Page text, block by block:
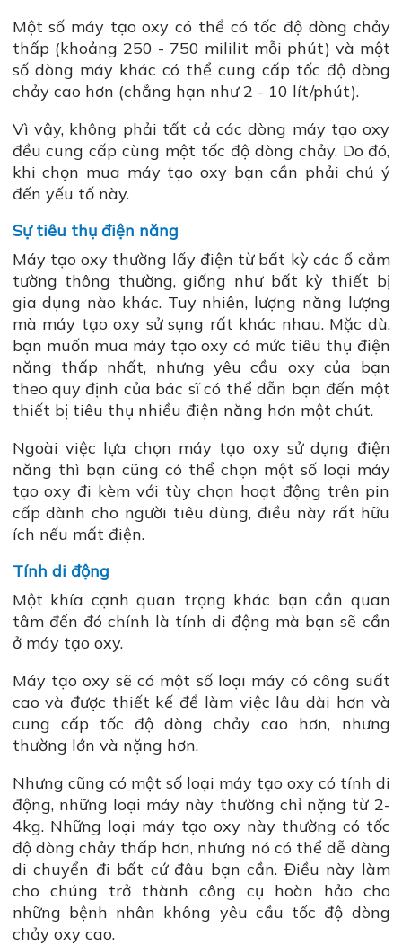
Một số máy tạo oxy có thể có tốc độ dòng chảy
thấp (khoảng 250 - 750 mililit mỗi phút) và một
số dòng máy khác có thể cung cấp tốc độ dòng
chảy cao hơn (chẳng hạn như 2 - 10 lít/phút).
Vì vậy, không phải tất cả các dòng máy tạo oxy
đều cung cấp cùng một tốc độ dòng chảy. Do đó,
khi chọn mua máy tạo oxy bạn cần phải chú ý
đến yếu tố này.
Sự tiêu thụ điện năng
Máy tạo oxy thường lấy điện từ bất kỳ các ổ cắm
tường thông thường, giống như bất kỳ thiết bị
gia dụng nào khác. Tuy nhiên, lượng năng lượng
mà máy tạo oxy sử sụng rất khác nhau. Mặc dù,
bạn muốn mua máy tạo oxy có mức tiêu thụ điện
năng thấp nhất, nhưng yêu cầu oxy của bạn
theo quy định của bác sĩ có thể dẫn bạn đến một
thiết bị tiêu thụ nhiều điện năng hơn một chút.
Ngoài việc lựa chọn máy tạo oxy sử dụng điện
năng thì bạn cũng có thể chọn một số loại máy
tạo oxy đi kèm với tùy chọn hoạt động trên pin
cấp dành cho người tiêu dùng, điều này rất hữu
ích nếu mất điện.
Tính di động
Một khía cạnh quan trọng khác bạn cần quan
tâm đến đó chính là tính di động mà bạn sẽ cần
ở máy tạo oxy.
Máy tạo oxy sẽ có một số loại máy có công suất
cao và được thiết kế để làm việc lâu dài hơn và
cung cấp tốc độ dòng chảy cao hơn, nhưng
thường lớn và nặng hơn.
Nhưng cũng có một số loại máy tạo oxy có tính di
động, những loại máy này thường chỉ nặng từ 2-
4kg. Những loại máy tạo oxy này thường có tốc
độ dòng chảy thấp hơn, nhưng nó có thể dễ dàng
di chuyển đi bất cứ đâu bạn cần. Điều này làm
cho chúng trở thành công cụ hoàn hảo cho
những bệnh nhân không yêu cầu tốc độ dòng
chảy oxy cao.